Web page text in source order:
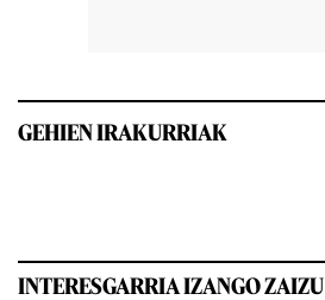
GEHIEN IRAKURRIAK
INTERESGARRIA IZANGO ZAIZU